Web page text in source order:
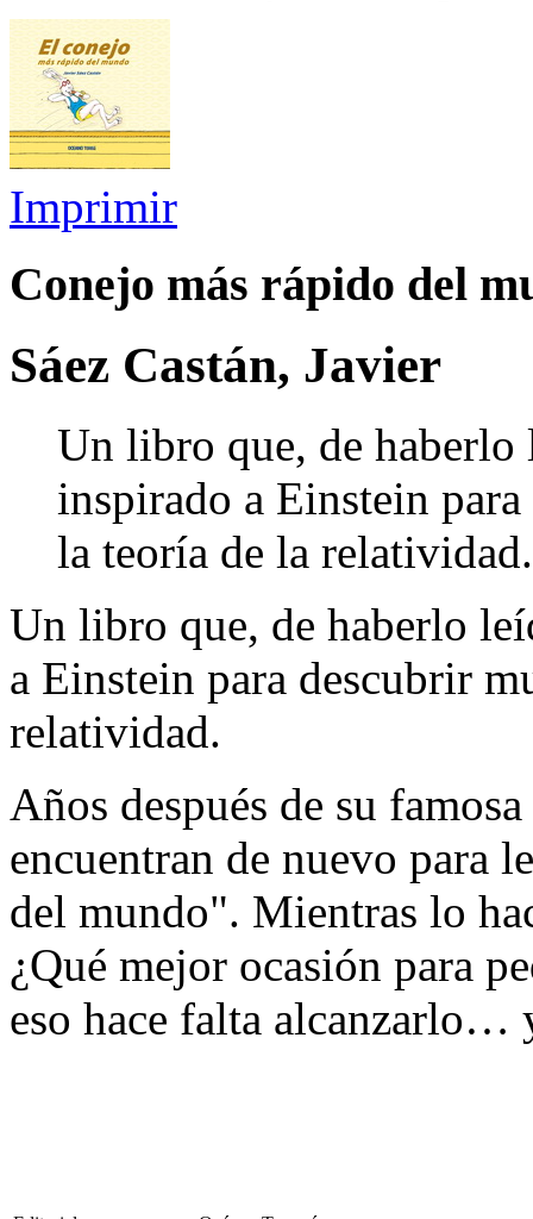
Imprimir
Conejo más rápido del
Sáez Castán, Javier
Un libro que, de haberlo
inspirado a Einstein
la teoría de la relatividad.
Un libro que, de haberlo
a Einstein para descubrir
relatividad.
Años después de su
encuentran de nuevo para
del mundo". Mientras lo
¿Qué mejor ocasión para
eso hace falta alcanzarlo…